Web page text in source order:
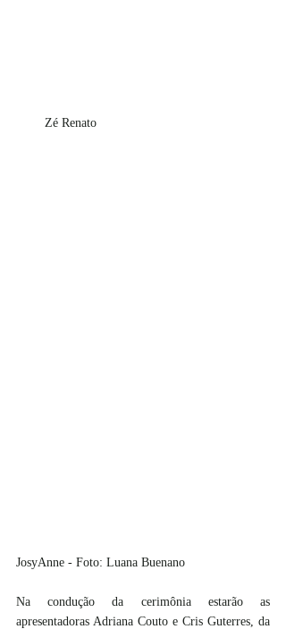
        Zé Renato
JosyAnne - Foto: Luana Buenano
Na condução da cerimônia estarão as
apresentadoras Adriana Couto e Cris Guterres, da